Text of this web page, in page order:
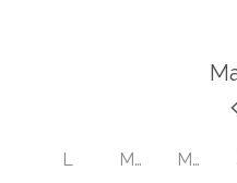
L M M